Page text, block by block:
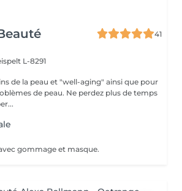
41
L-8291
peau et "well-aging" ainsi que pour
Ne perdez plus de temps
gommage et masque.